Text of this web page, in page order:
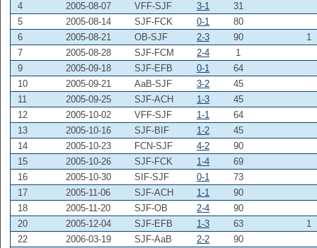
4
2005-08-07 VFF-SJF 3-1
31
5
2005-08-14 SJF-FCK 0-1
80
6
2005-08-21 OB-SJF 2-3 90
1
7
2005-08-28 SJF-FCM 2-4
1
9
2005-09-18 SJF-EFB 0-1
64
10
2005-09-21 AaB-SJF 3-2
45
11
2005-09-25 SJF-ACH 1-3
45
12
2005-10-02 VFF-SJF 1-1
64
13
2005-10-16 SJF-BIF 1-2
45
14
2005-10-23 FCN-SJF 4-2
90
15
2005-10-26 SJF-FCK 1-4
69
16
2005-10-30 SIF-SJF 0-1
73
17
2005-11-06 SJF-ACH 1-1
90
18
2005-11-20 SJF-OB 2-4
90
20
2005-12-04 SJF-EFB 1-3 63
1
22
2006-03-19 SJF-AaB 2-2
90